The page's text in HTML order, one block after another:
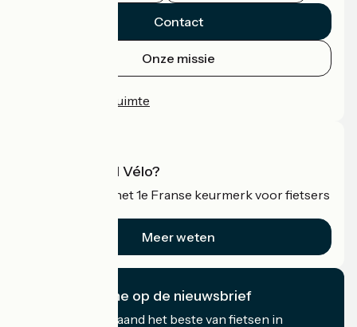
Contact
Onze missie
Professionele ruimte
Wat is Accueil Vélo?
Accueil Vélo is het 1e Franse keurmerk voor fietsers
Meer weten
Ik abonneer me op de nieuwsbrief
Ontvang elke maand het beste van fietsen in